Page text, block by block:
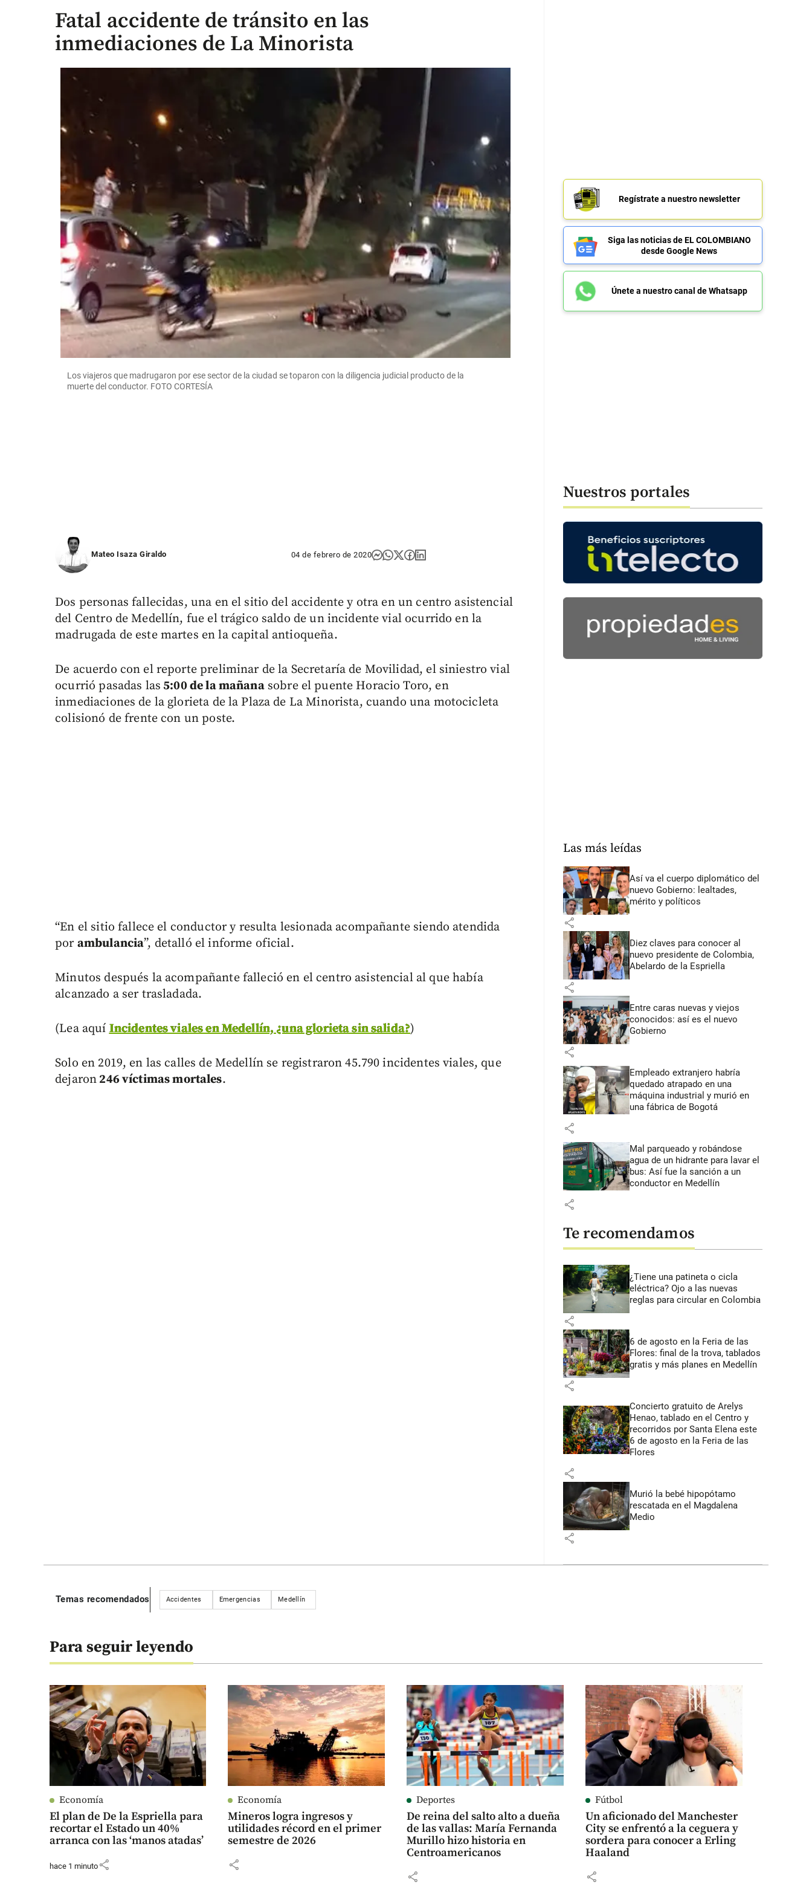
Fatal accidente de tránsito en las
inmediaciones de La Minorista
Los viajeros que madrugaron por ese sector de la ciudad se toparon con la diligencia judicial producto de la
muerte del conductor. FOTO CORTESÍA
Mateo Isaza Giraldo 04 de febrero de 2020
Dos personas fallecidas, una en el sitio del accidente y otra en un centro asistencial
del Centro de Medellín, fue el trágico saldo de un incidente vial ocurrido en la
madrugada de este martes en la capital antioqueña.
De acuerdo con el reporte preliminar de la Secretaría de Movilidad, el siniestro vial
ocurrió pasadas las 5:00 de la mañanasobre el puente Horacio Toro, en
inmediaciones de la glorieta de la Plaza de La Minorista, cuando una motocicleta
colisionó de frente con un poste.
“En el sitio fallece el conductor y resulta lesionada acompañante siendo atendida
por ambulancia”, detalló el informe oficial.
Minutos después la acompañante falleció en el centro asistencial al que había
alcanzado a ser trasladada.
(Lea aquí Incidentes viales en Medellín, ¿una glorieta sin salida?)
Solo en 2019, en las calles de Medellín se registraron 45.790 incidentes viales, que
dejaron 246 víctimas mortales.
Regístrate a nuestro newsletter
Siga las noticias de EL COLOMBIANO
desde Google News
Únete a nuestro canal de Whatsapp
Nuestros portales
Las más leídas
Así va el cuerpo diplomático del
nuevo Gobierno: lealtades,
mérito y políticos
share
Diez claves para conocer al
nuevo presidente de Colombia,
Abelardo de la Espriella
share
Entre caras nuevas y viejos
conocidos: así es el nuevo
Gobierno
share
Empleado extranjero habría
quedado atrapado en una
máquina industrial y murió en
una fábrica de Bogotá
share
Mal parqueado y robándose
agua de un hidrante para lavar el
bus: Así fue la sanción a un
conductor en Medellín
share
Te recomendamos
¿Tiene una patineta o cicla
eléctrica? Ojo a las nuevas
reglas para circular en Colombia
share
6 de agosto en la Feria de las
Flores: final de la trova, tablados
gratis y más planes en Medellín
share
Concierto gratuito de Arelys
Henao, tablado en el Centro y
recorridos por Santa Elena este
6 de agosto en la Feria de las
Flores
share
Murió la bebé hipopótamo
rescatada en el Magdalena
Medio
share
Temas recomendados Accidentes Emergencias Medellín
Para seguir leyendo
Economía
El plan de De la Espriella para
recortar el Estado un 40%
arranca con las ‘manos atadas’
hace 1 minutoshare
Economía
Mineros logra ingresos y
utilidades récord en el primer
semestre de 2026
share
Deportes
De reina del salto alto a dueña
de las vallas: María Fernanda
Murillo hizo historia en
Centroamericanos
share
Fútbol
Un aficionado del Manchester
City se enfrentó a la ceguera y
sordera para conocer a Erling
Haaland
share